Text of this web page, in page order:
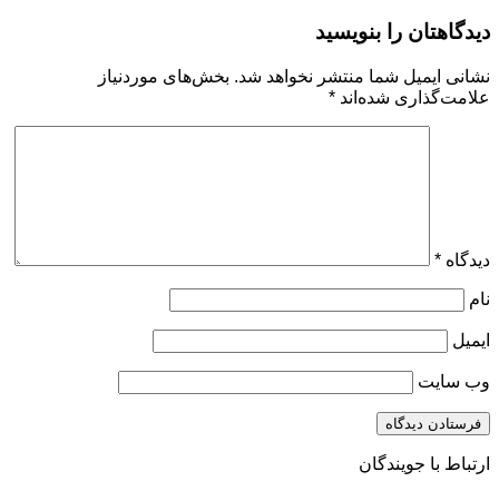
دیدگاهتان را بنویسید
نشانی ایمیل شما منتشر نخواهد شد. بخش‌های موردنیاز
علامت‌گذاری شده‌اند *
دیدگاه *
نام
ایمیل
وب‌ سایت
ارتباط با جویندگان